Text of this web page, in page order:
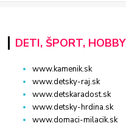
DETI, ŠPORT, HOBBY
www.kamenik.sk
www.detsky-raj.sk
www.detskaradost.sk
www.detsky-hrdina.sk
www.domaci-milacik.sk